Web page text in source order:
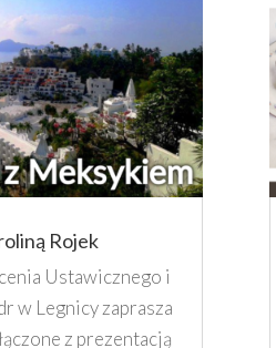
Rojek
Ustawicznego i
w Legnicy zaprasza
z prezentacją